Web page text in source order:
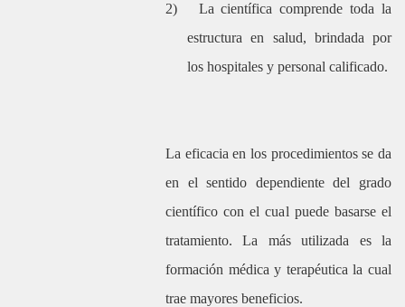
2)
La científica comprende toda la
estructura en salud, brindada por
los hospitales y personal calificado.
La eficacia en los procedimientos se da
en el sentido dependiente del grado
científico con el cual puede basarse el
tratamiento. La más utilizada es la
formación médica y terapéutica la cual
trae mayores beneficios.